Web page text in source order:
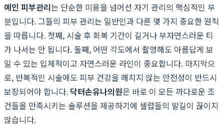
예인 피부관리는 단순한 미용을 넘어선 자기 관리의 핵심적인 부
분입니다. 그들의 피부 관리는 일반인과 다른 몇 가지 중요한 원칙
을 따릅니다. 첫째, 시술 후 회복 기간이 길거나 부자연스러운 티
가 나서는 안 됩니다. 둘째, 어떤 각도에서 촬영해도 아름답게 보
일 수 있는 입체적이고 자연스러운 라인이 중요합니다. 마지막으
로, 반복적인 시술에도 피부 건강을 해치지 않는 안전성이 반드시
보장되어야 합니다. 닥터손유나의원은 바로 이 모든 까다로운 조
건들을 만족시키는 솔루션을 제공하기에 셀럽들의 발길이 끊이지
않습니다.